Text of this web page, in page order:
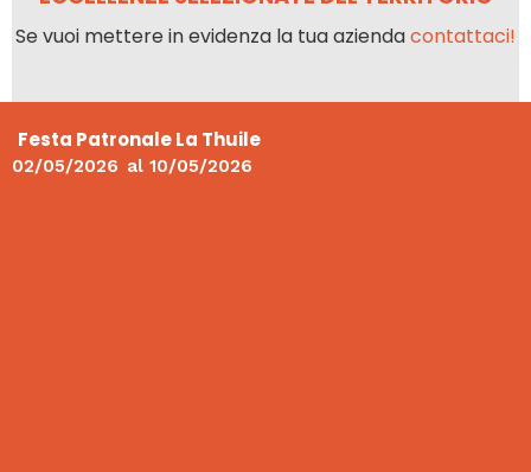
Se vuoi mettere in evidenza la tua aziendacontattaci!
Festa Patronale La Thuile
02/05/2026 al 10/05/2026